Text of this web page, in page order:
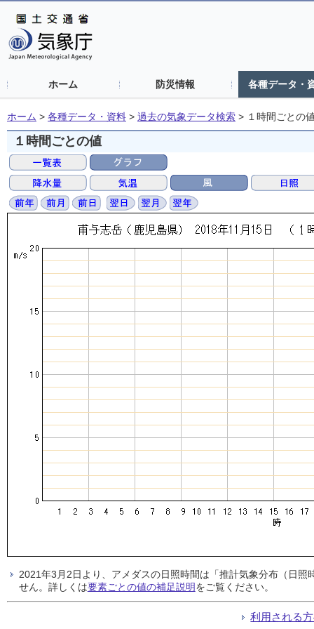
ホーム 防災情報 各種データ・
ホーム > 各種データ・資料 > 過去の気象データ検索 > １時間ごとの
１時間ごとの値
2021年3月2日より、アメダスの日照時間は「推計気象分布（日
せん。詳しくは要素ごとの値の補足説明をご覧ください。
利用される